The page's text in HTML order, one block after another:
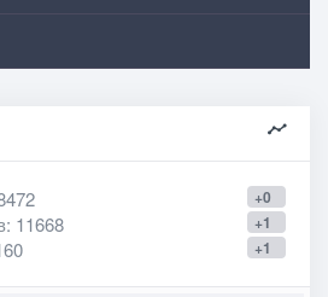
+0
+1
: 11668
+1